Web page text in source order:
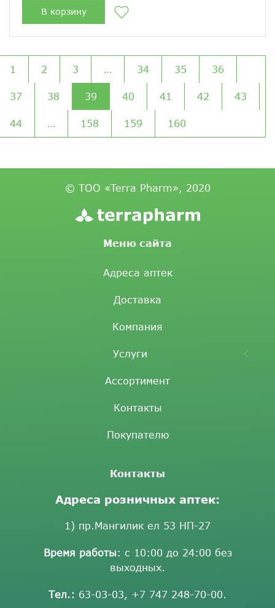
В корзину
1 2 3 … 34 35 36
37 38 39 40 41 42 43
44 … 158 159 160
© ТОО «Terra Pharm», 2020
Меню сайта
Адреса аптек
Доставка
Компания
Услуги
Ассортимент
Контакты
Покупателю
Контакты
Адреса розничных аптек:
1) пр.Мангилик ел 53 НП-27
Время работы: с 10:00 до 24:00 без
выходных.
Тел.: 63-03-03, +7 747 248-70-00.